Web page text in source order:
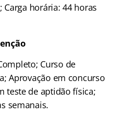
horária: 44 horas
Curso de
Aprovação em concurso
teste de aptidão física;
semanais.